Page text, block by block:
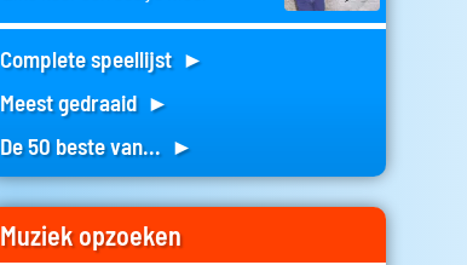
Complete speellijst ►
Meest gedraaid ►
De 50 beste van... ►
Muziek opzoeken